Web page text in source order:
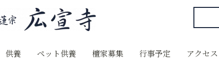
供養 ペット供養 檀家募集 行事予定 アクセス